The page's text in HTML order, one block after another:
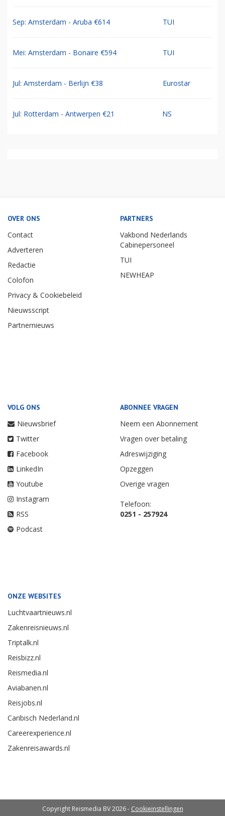
Sep: Amsterdam - Aruba €614 TUI
Mei: Amsterdam - Bonaire €594 TUI
Jul: Amsterdam - Berlijn €38 Eurostar
Jul: Rotterdam - Antwerpen €21 NS
OVER ONS
Contact
Adverteren
Redactie
Colofon
Privacy & Cookiebeleid
Nieuwsscript
Partnernieuws
PARTNERS
Vakbond Nederlands
Cabinepersoneel
TUI
NEWHEAP
VOLG ONS
Nieuwsbrief
Twitter
Facebook
LinkedIn
Youtube
Instagram
RSS
Podcast
ABONNEE VRAGEN
Neem een Abonnement
Vragen over betaling
Adreswijziging
Opzeggen
Overige vragen
Telefoon:
0251 - 257924
ONZE WEBSITES
Luchtvaartnieuws.nl
Zakenreisnieuws.nl
Triptalk.nl
Reisbizz.nl
Reismedia.nl
Aviabanen.nl
Reisjobs.nl
Caribisch Nederland.nl
Careerexperience.nl
Zakenreisawards.nl
Copyright Reismedia BV 2026 - Cookieinstellingen